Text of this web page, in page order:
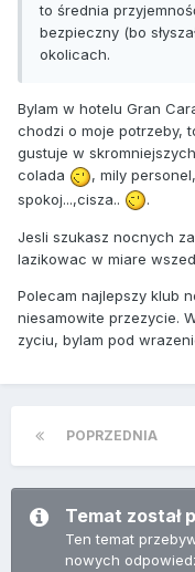
to średnia
bezpieczny (bo
okolicach.
Bylam w hotelu Gran
chodzi o moje potrzeby,
gustuje w
colada
, mily
spokoj...,cisza..
.
Jesli szukasz nocnych
lazikowac w miare
Polecam najlepszy klub
niesamowite przezycie.
zyciu, bylam pod
POPRZEDNIA
Temat został
Ten temat
nowych